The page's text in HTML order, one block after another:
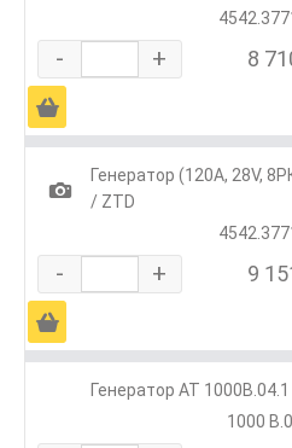
- + 8
Ä
1
Генератор (120А, 28V,
/ ZTD
- + 9
Ä
Генератор АТ
1000